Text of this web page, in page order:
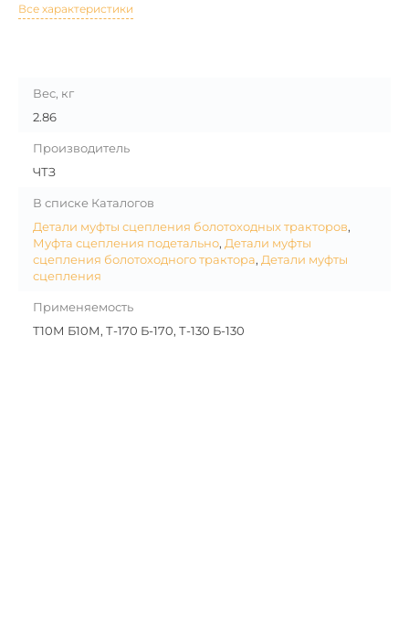
Все характеристики
Вес, кг
2.86
Производитель
ЧТЗ
В списке Каталогов
Детали муфты сцепления болотоходных тракторов,
Муфта сцепления подетально, Детали муфты
сцепления болотоходного трактора, Детали муфты
сцепления
Применяемость
Т10М Б10М, Т-170 Б-170, Т-130 Б-130